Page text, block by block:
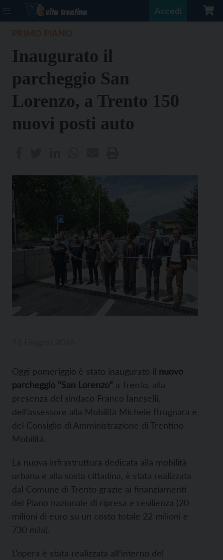
Accedi
Inaugurato il
parcheggio San
Lorenzo, a Trento 150
nuovi posti auto
Oggi pomeriggio è stato inaugurato il nuovo
parcheggio “San Lorenzo” a Trento, alla
presenza del sindaco Franco Ianeselli,
dell’assessore alla Mobilità Michele Brugnara e
del Consiglio di Amministrazione di Trentino
Mobilità.
La nuova infrastruttura dedicata alla mobilità
urbana e alla sosta cittadina, è stata realizzata
dal Comune di Trento grazie ai finanziamenti
del Piano nazionale di ripresa e resilienza (20
milioni di euro su un costo totale 22 milioni e
730 mila).
L’opera è stata realizzata all’interno del